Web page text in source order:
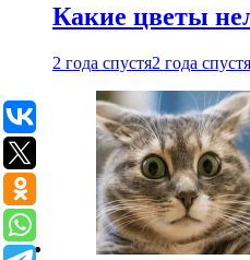
Какие цветы
2 года спустя2 года спустя